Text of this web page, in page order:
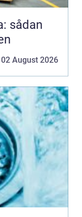
sådan
02 August 2026